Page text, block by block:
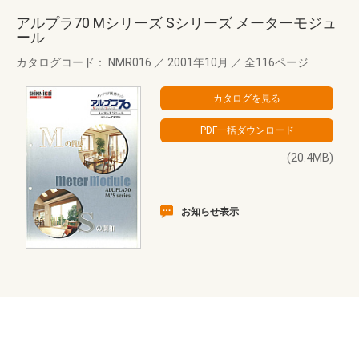
アルプラ70 Mシリーズ Sシリーズ メーターモジュ
ール
カタログコード： NMR016 ／ 2001年10月 ／ 全116ページ
(20.4MB)
お知らせ表示